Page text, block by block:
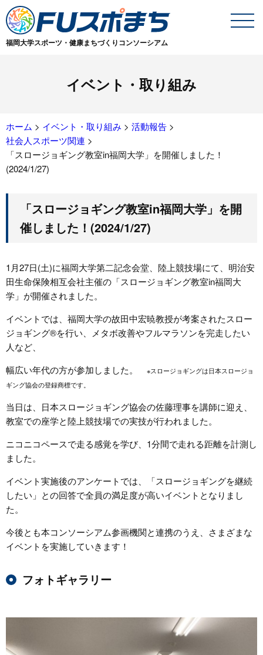
福岡大学スポーツ・健康まちづくりコンソーシアム
イベント・取り組み
ホーム > イベント・取り組み > 活動報告 >
社会人スポーツ関連 >
「スロージョギング教室in福岡大学」を開催しました！
(2024/1/27)
「スロージョギング教室in福岡大学」を開
催しました！(2024/1/27)
1月27日(土)に福岡大学第二記念会堂、陸上競技場にて、明治安
田生命保険相互会社主催の「スロージョギング教室in福岡大
学」が開催されました。
イベントでは、福岡大学の故田中宏暁教授が考案されたスロー
ジョギング®を行い、メタボ改善やフルマラソンを完走したい
人など、
幅広い年代の方が参加しました。
※スロージョギングは日本スロージョ
ギング協会の登録商標です。
当日は、日本スロージョギング協会の佐藤理事を講師に迎え、
教室での座学と陸上競技場での実技が行われました。
ニコニコペースで走る感覚を学び、1分間で走れる距離を計測し
ました。
イベント実施後のアンケートでは、「スロージョギングを継続
したい」との回答で全員の満足度が高いイベントとなりまし
た。
今後とも本コンソーシアム参画機関と連携のうえ、さまざまな
イベントを実施していきます！
フォトギャラリー